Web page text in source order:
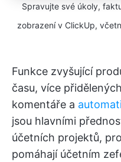
Spravujte své úkoly,
zobrazení v ClickUp,
Funkce zvyšující
času, více
komentáře a
jsou hlavními
účetních projektů,
pomáhají účetním